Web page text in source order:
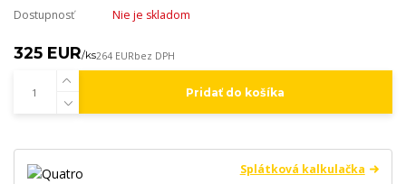
Dostupnosť Nie je skladom
325 EUR/ks264 EURbez DPH
Pridať do košíka
Splátková kalkulačka